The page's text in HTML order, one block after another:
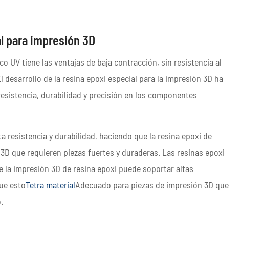
para impresión 3D
UV tiene las ventajas de baja contracción, sin resistencia al
de la resina epoxi especial para la impresión 3D ha
durabilidad y precisión en los componentes
resistencia y durabilidad, haciendo que la resina epoxi de
que requieren piezas fuertes y duraderas. Las resinas epoxi
impresión 3D de resina epoxi puede soportar altas
estoTetra materialAdecuado para piezas de impresión 3D que